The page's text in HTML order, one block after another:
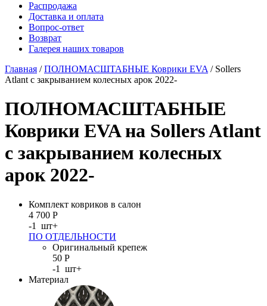
Распродажа
Доставка и оплата
Вопрос-ответ
Возврат
Галерея наших товаров
Главная /ПОЛНОМАСШТАБНЫЕ Коврики EVA / Sollers
Atlant с закрыванием колесных арок 2022-
ПОЛНОМАСШТАБНЫЕ
Коврики EVA на Sollers Atlant
с закрыванием колесных
арок 2022-
Комплект ковриков в салон
4 700 Р
-1 шт+
ПО ОТДЕЛЬНОСТИ
Оригинальный крепеж
50 Р
-1 шт+
Материал